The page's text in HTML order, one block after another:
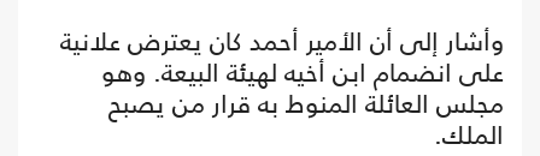
وأشار إلى أن الأمير أحمد كان يعترض علانية
على انضمام ابن أخيه لهيئة البيعة. وهو
مجلس العائلة المنوط به قرار من يصبح
الملك.